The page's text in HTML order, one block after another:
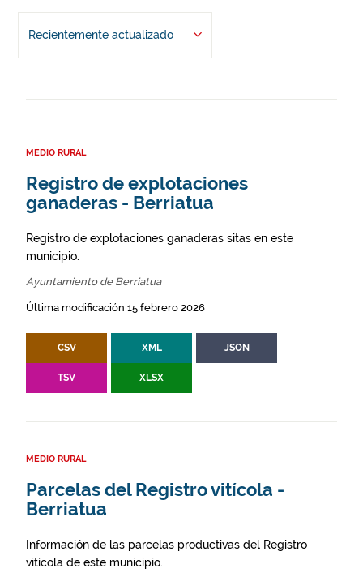
Recientemente actualizado
MEDIO RURAL
Registro de explotaciones
ganaderas - Berriatua
Registro de explotaciones ganaderas sitas en este
municipio.
Ayuntamiento de Berriatua
Última modificación 15 febrero 2026
CSV XML JSON
TSV XLSX
MEDIO RURAL
Parcelas del Registro vitícola -
Berriatua
Información de las parcelas productivas del Registro
vitícola de este municipio.